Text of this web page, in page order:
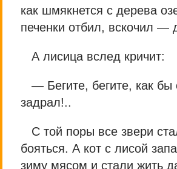
как шмякнется с дерева
печенки отбил, вскочил —
А лисица вслед кричит:
— Бегите, бегите, как бы
задрал!..
С той поры все звери
бояться. А кот с лисой
зиму мясом и стали жить